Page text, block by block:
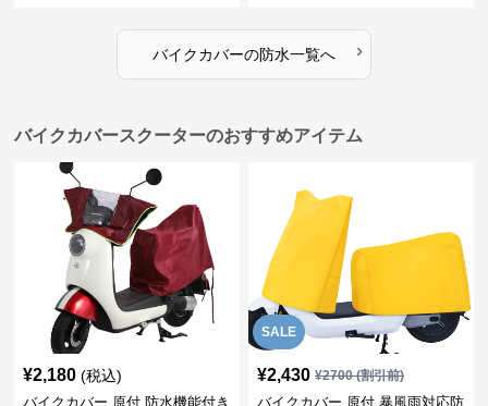
バイクカバーの防水一覧へ ›
バイクカバースクーターのおすすめアイテム
¥2,180 (税込)
バイクカバー 原付 防水機能付き
SALE
¥2,430 ¥2700(割引前)
バイクカバー 原付 暴風雨対応防